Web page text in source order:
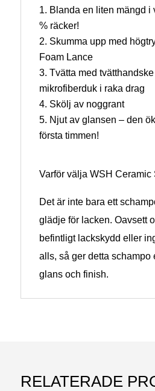
Blanda en liten mängd i
% räcker!
Skumma upp med
Foam Lance
Tvätta med
mikrofiberduk i raka drag
Skölj av noggrant
Njut av glansen – den
första timmen!
Varför välja WSH Ceramic
Det är inte bara ett
glädje för lacken. Oavsett
befintligt lackskydd eller
alls, så ger detta schampo
glans och finish.
RELATERADE